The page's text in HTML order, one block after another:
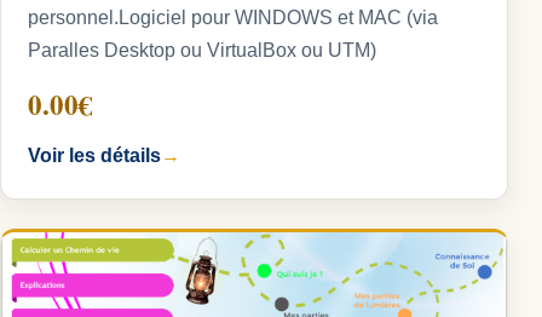
personnel.Logiciel pour WINDOWS et MAC (via
Paralles Desktop ou VirtualBox ou UTM)
0.00€
Voir les détails→